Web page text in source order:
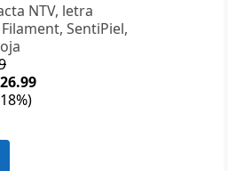
NTV, letra
SentiPiel,